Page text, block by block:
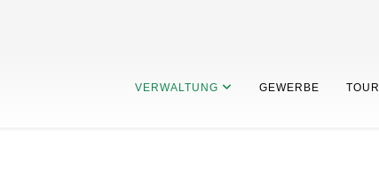
VERWALTUNG GEWERBE